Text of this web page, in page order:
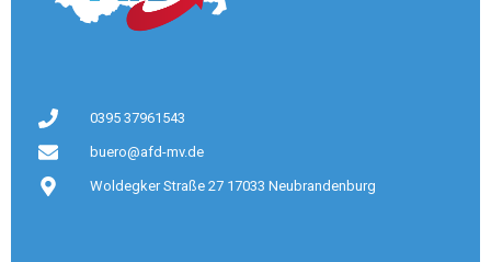
0395 37961543
buero@afd-mv.de
Woldegker Straße 27 17033 Neubrandenburg